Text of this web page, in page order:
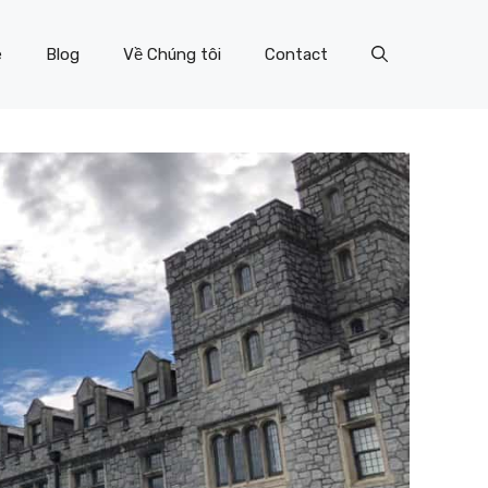
Blog Về Chúng tôi Contact